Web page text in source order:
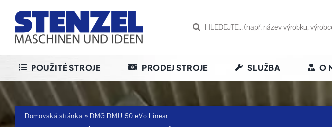
content
POUŽITÉ STROJE PRODEJ STROJE SLUŽBA O
Domovská stránka » DMG DMU 50 eVo Linear